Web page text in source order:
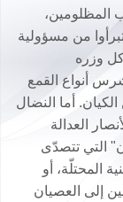
المظلومين،
من مسؤولية
كل وزره
أنواع القمع
أما النضال
العدالة
التي تتصدّى
المحتلّة، أو
إلى العصيان